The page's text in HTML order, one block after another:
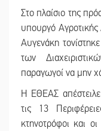
Στο πλαίσιο της
υπουργό
Αυγενάκη
των
παραγωγοί να μην
Η ΕΘΕΑΣ
τις 13
κτηνοτρόφοι και